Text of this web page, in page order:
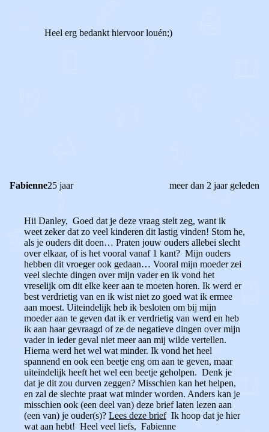
Heel erg bedankt hiervoor louén;)
Fabienne25 jaar meer dan 2 jaar geleden
Hii Danley, Goed dat je deze vraag stelt zeg, want ik
weet zeker dat zo veel kinderen dit lastig vinden! Stom he,
als je ouders dit doen… Praten jouw ouders allebei slecht
over elkaar, of is het vooral vanaf 1 kant? Mijn ouders
hebben dit vroeger ook gedaan… Vooral mijn moeder zei
veel slechte dingen over mijn vader en ik vond het
vreselijk om dit elke keer aan te moeten horen. Ik werd er
best verdrietig van en ik wist niet zo goed wat ik ermee
aan moest. Uiteindelijk heb ik besloten om bij mijn
moeder aan te geven dat ik er verdrietig van werd en heb
ik aan haar gevraagd of ze de negatieve dingen over mijn
vader in ieder geval niet meer aan mij wilde vertellen.
Hierna werd het wel wat minder. Ik vond het heel
spannend en ook een beetje eng om aan te geven, maar
uiteindelijk heeft het wel een beetje geholpen. Denk je
dat je dit zou durven zeggen? Misschien kan het helpen,
en zal de slechte praat wat minder worden. Anders kan je
misschien ook (een deel van) deze brief laten lezen aan
(een van) je ouder(s)? Lees deze briefIk hoop dat je hier
wat aan hebt! Heel veel liefs, Fabienne